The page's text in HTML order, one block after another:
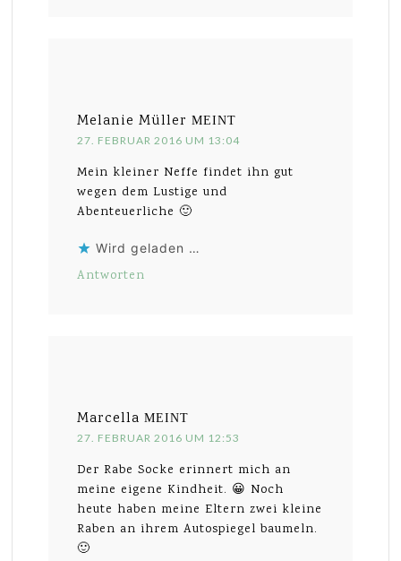
Melanie Müller MEINT
27. FEBRUAR 2016 UM 13:04
Mein kleiner Neffe findet ihn gut
wegen dem Lustige und
Abenteuerliche 🙂
Wird geladen …
Antworten
Marcella MEINT
27. FEBRUAR 2016 UM 12:53
Der Rabe Socke erinnert mich an
meine eigene Kindheit. 😀 Noch
heute haben meine Eltern zwei kleine
Raben an ihrem Autospiegel baumeln.
🙂